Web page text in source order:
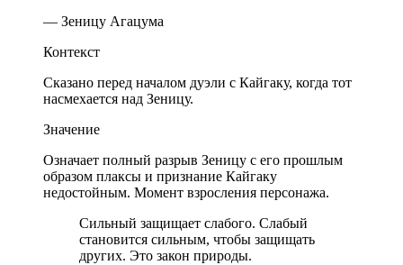
— Зеницу Агацума
Контекст
Сказано перед началом дуэли с Кайгаку, когда тот
насмехается над Зеницу.
Значение
Означает полный разрыв Зеницу с его прошлым
образом плаксы и признание Кайгаку
недостойным. Момент взросления персонажа.
Сильный защищает слабого. Слабый
становится сильным, чтобы защищать
других. Это закон природы.